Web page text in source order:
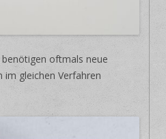
benötigen oftmals neue
im gleichen Verfahren